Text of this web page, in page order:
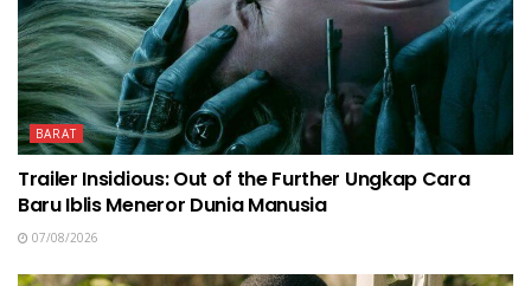
BARAT
Trailer Insidious: Out of the Further Ungkap Cara
Baru Iblis Meneror Dunia Manusia
07/08/2026